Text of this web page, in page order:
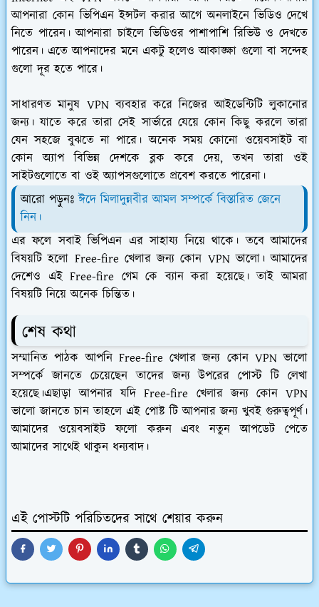
আপনারা কোন ভিপিএন ইন্সটল করার আগে অনলাইনে ভিডিও দেখে
নিতে পারেন। আপনারা চাইলে ভিডিওর পাশাপাশি রিভিউ ও দেখতে
পারেন। এতে আপনাদের মনে একটু হলেও আকাঙ্ক্ষা গুলো বা সন্দেহ
গুলো দূর হতে পারে।
সাধারণত মানুষ VPN ব্যবহার করে নিজের আইডেন্টিটি লুকানোর
জন্য। যাতে করে তারা সেই সার্ভারে যেয়ে কোন কিছু করলে তারা
যেন সহজে বুঝতে না পারে। অনেক সময় কোনো ওয়েবসাইট বা
কোন অ্যাপ বিভিন্ন দেশকে ব্লক করে দেয়, তখন তারা ওই
সাইটগুলোতে বা ওই অ্যাপসগুলোতে প্রবেশ করতে পারেনা।
আরো পড়ুনঃঈদে মিলাদুন্নবীর আমল সম্পর্কে বিস্তারিত জেনে
নিন।
এর ফলে সবাই ভিপিএন এর সাহায্য নিয়ে থাকে। তবে আমাদের
বিষয়টি হলো Free-fire খেলার জন্য কোন VPN ভালো। আমাদের
দেশেও এই Free-fire গেম কে ব্যান করা হয়েছে। তাই আমরা
বিষয়টি নিয়ে অনেক চিন্তিত।
শেষ কথা
সম্মানিত পাঠক আপনি Free-fire খেলার জন্য কোন VPN ভালো
সম্পর্কে জানতে চেয়েছেন তাদের জন্য উপরের পোস্ট টি লেখা
হয়েছে।এছাড়া আপনার যদি Free-fire খেলার জন্য কোন VPN
ভালো জানতে চান তাহলে এই পোষ্ট টি আপনার জন্য খুবই গুরুত্বপূর্ণ।
আমাদের ওয়েবসাইট ফলো করুন এবং নতুন আপডেট পেতে
আমাদের সাথেই থাকুন ধন্যবাদ।
এই পোস্টটি পরিচিতদের সাথে শেয়ার করুন